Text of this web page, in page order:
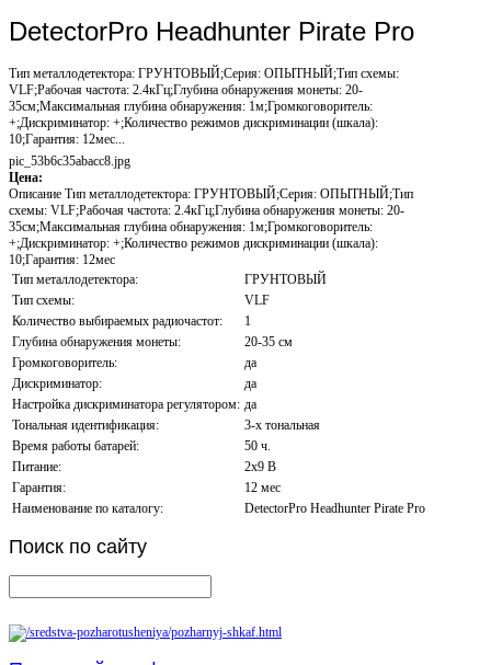
DetectorPro Headhunter Pirate Pro
Тип металлодетектора: ГРУНТОВЫЙ;Серия: ОПЫТНЫЙ;Тип схемы:
VLF;Рабочая частота: 2.4кГц;Глубина обнаружения монеты: 20-
35см;Максимальная глубина обнаружения: 1м;Громкоговоритель:
+;Дискриминатор: +;Количество режимов дискриминации (шкала):
10;Гарантия: 12мес...
pic_53b6c35abacc8.jpg
Цена:
Описание Тип металлодетектора: ГРУНТОВЫЙ;Серия: ОПЫТНЫЙ;Тип
схемы: VLF;Рабочая частота: 2.4кГц;Глубина обнаружения монеты: 20-
35см;Максимальная глубина обнаружения: 1м;Громкоговоритель:
+;Дискриминатор: +;Количество режимов дискриминации (шкала):
10;Гарантия: 12мес
Тип металлодетектора:
ГРУНТОВЫЙ
Тип схемы:
VLF
Количество выбираемых радиочастот:
1
Глубина обнаружения монеты:
20-35 см
Громкоговоритель:
да
Дискриминатор:
да
Настройка дискриминатора регулятором: да
Тональная идентификация:
3-х тональная
Время работы батарей:
50 ч.
Питание:
2х9 В
Гарантия:
12 мес
Наименование по каталогу:
DetectorPro Headhunter Pirate Pro
Поиск по сайту